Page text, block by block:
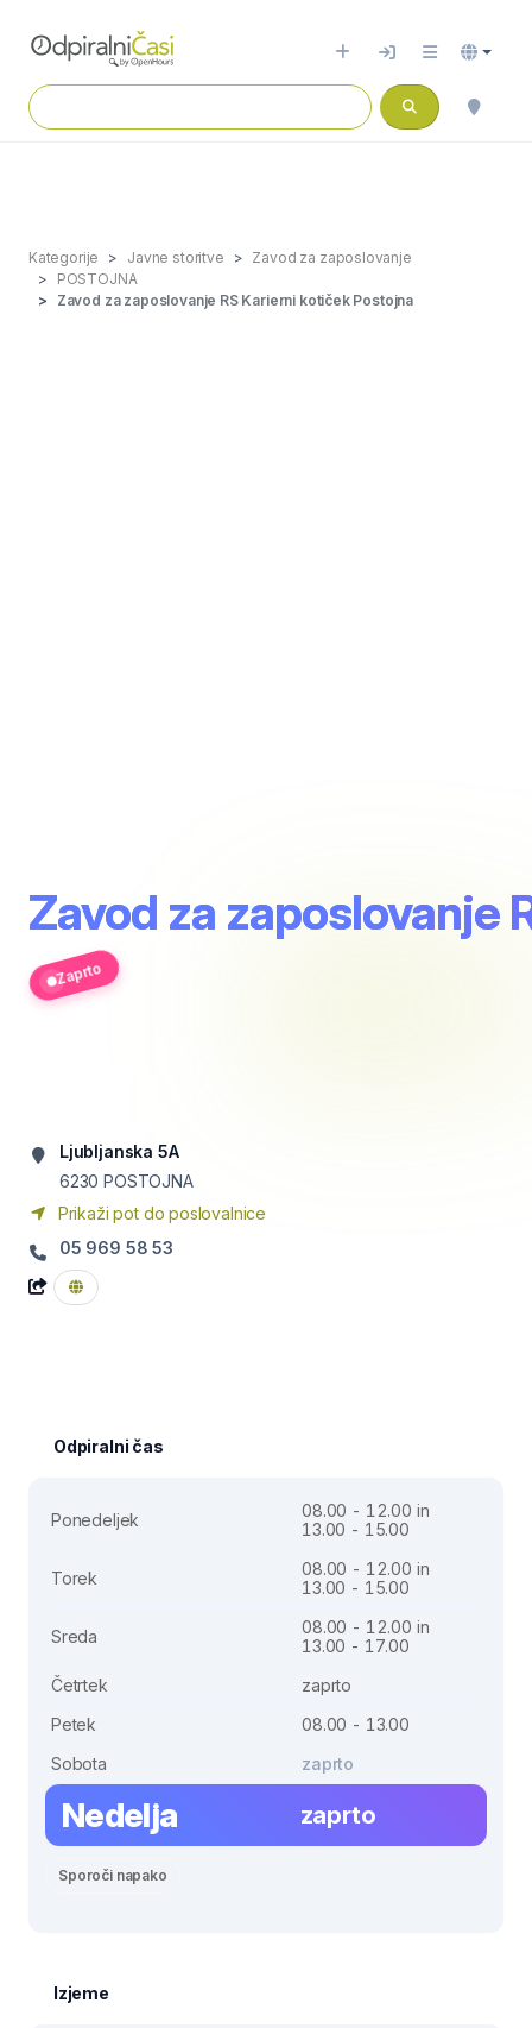
Kategorije Javne storitve
Zavod za zaposlovanje
POSTOJNA
Zavod za zaposlovanje RS Karierni kotiček Postojna
Zavod za zaposlovanje
Zaprto
Ljubljanska 5A
6230 POSTOJNA
Prikaži pot do poslovalnice
05 969 58 53
Odpiralni čas
Ponedeljek
08.00 - 12.00 in
13.00 - 15.00
Torek
08.00 - 12.00 in
13.00 - 15.00
Sreda
08.00 - 12.00 in
13.00 - 17.00
Četrtek
zaprto
Petek
08.00 - 13.00
Sobota
zaprto
Nedelja zaprto
Sporoči napako
Izjeme